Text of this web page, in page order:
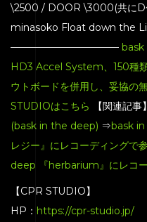
\2500 / DOOR \3000(共に
minasoko Float down the
———————————
HD3 Accel System、150種
ウトボードを併用し、妥協の
STUDIOはこちら
【関連記
(bask in the deep) ⇒bask in
レジー』にレコーディングで
deep 『herbarium』にレコー
【CPR STUDIO】
HP： https://cpr-studio.jp/